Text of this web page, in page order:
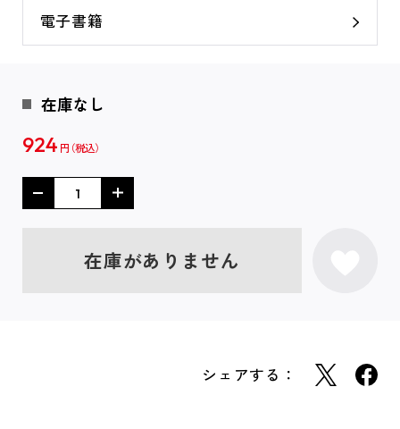
電子書籍
在庫なし
924 円
在庫がありません
シェアする：